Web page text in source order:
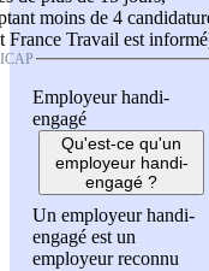
moins de 4
France Travail est
Employeur handi-
engagé
Qu'est-ce qu'un
employeur handi-
engagé ?
Un employeur handi-
engagé est un
employeur reconnu